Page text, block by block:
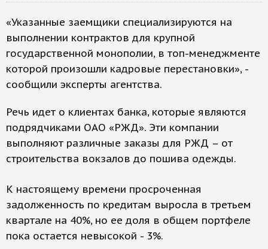
«Указанные заемщики специализируются на
выполнении контрактов для крупной
государственной монополии, в топ-менеджменте
которой произошли кадровые перестановки», -
сообщили эксперты агентства.
Речь идет о клиентах банка, которые являются
подрядчиками ОАО «РЖД». Эти компании
выполняют различные заказы для РЖД – от
строительства вокзалов до пошива одежды.
К настоящему времени просроченная
задолженность по кредитам выросла в третьем
квартале на 40%, но ее доля в общем портфеле
пока остается невысокой - 3%.